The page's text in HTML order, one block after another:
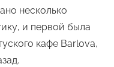
несколько
и первой была
кафе Barlova,